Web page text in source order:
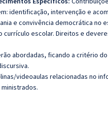
identificação, intervenção e
e convivência democrática no
escolar. Direitos e
abordadas, ficando a critério
videoaulas relacionadas no